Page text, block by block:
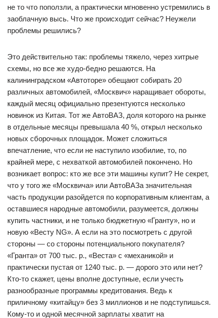
не то что поползли, а практически мгновенно устремились в
заоблачную высь. Что же происходит сейчас? Неужели
проблемы решились?
Это действительно так: проблемы тяжело, через хитрые
схемы, но все же худо-бедно решаются. На
калининградском «Автоторе» обещают собирать 20
различных автомобилей, «Москвич» наращивает обороты,
каждый месяц официально презентуются несколько
новинок из Китая. Тот же АвтоВАЗ, доля которого на рынке
в отдельные месяцы превышала 40 %, открыл несколько
новых сборочных площадок. Может сложиться
впечатление, что если не наступило изобилие, то, по
крайней мере, с нехваткой автомобилей покончено. Но
возникает вопрос: кто же все эти машины купит? Не секрет,
что у того же «Москвича» или АвтоВАЗа значительная
часть продукции разойдется по корпоративным клиентам, а
оставшиеся народные автомобили, разумеется, должны
купить частники, и не только бюджетную «Гранту», но и
новую «Весту NG». А если на это посмотреть с другой
стороны — со стороны потенциального покупателя?
«Гранта» от 700 тыс. р., «Веста» с «механикой» и
практически пустая от 1240 тыс. р. — дорого это или нет?
Кто-то скажет, цены вполне доступные, если учесть
разнообразные программы кредитования. Ведь к
приличному «китайцу» без 3 миллионов и не подступишься.
Кому-то и одной месячной зарплаты хватит на